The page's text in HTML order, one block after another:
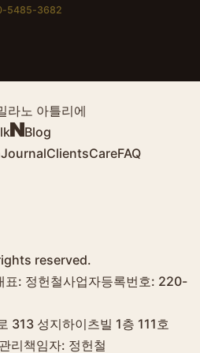
5485-3682
라노 아틀리에
Blog
JournalClientsCareFAQ
reserved.
표: 정헌철사업자등록번호: 220-
313 성지하이츠빌 1층 111호
리책임자: 정헌철